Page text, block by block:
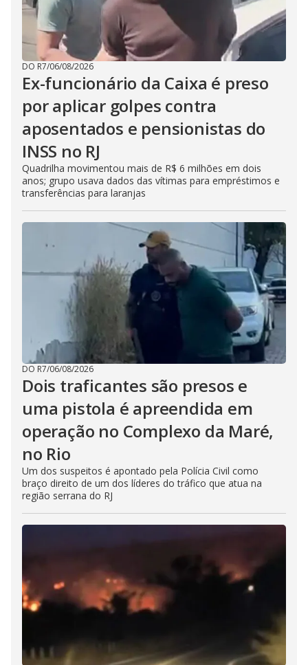
DO R7/06/08/2026
Ex-funcionário da Caixa é preso
por aplicar golpes contra
aposentados e pensionistas do
INSS no RJ
Quadrilha movimentou mais de R$ 6 milhões em dois
anos; grupo usava dados das vítimas para empréstimos e
transferências para laranjas
DO R7/06/08/2026
Dois traficantes são presos e
uma pistola é apreendida em
operação no Complexo da Maré,
no Rio
Um dos suspeitos é apontado pela Polícia Civil como
braço direito de um dos líderes do tráfico que atua na
região serrana do RJ